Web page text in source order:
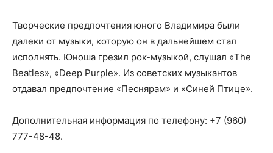
Творческие предпочтения юного Владимира были
далеки от музыки, которую он в дальнейшем стал
исполнять. Юноша грезил рок-музыкой, слушал «The
Beatles», «Deep Purple». Из советских музыкантов
отдавал предпочтение «Песнярам» и «Синей Птице».
Дополнительная информация по телефону: +7 (960)
777-48-48.